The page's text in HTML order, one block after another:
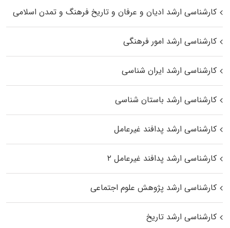
کارشناسی ارشد ادیان و عرفان و تاریخ فرهنگ و تمدن اسلامی
کارشناسی ارشد امور فرهنگی
کارشناسی ارشد ایران شناسی
کارشناسی ارشد باستان شناسی
کارشناسی ارشد پدافند غیرعامل
کارشناسی ارشد پدافند غیرعامل ۲
کارشناسی ارشد پژوهش علوم اجتماعی
کارشناسی ارشد تاریخ